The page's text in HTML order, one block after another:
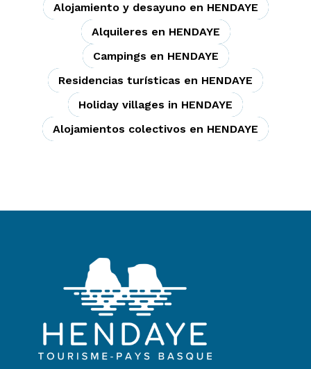
Alojamiento y desayuno en HENDAYE
Alquileres en HENDAYE
Campings en HENDAYE
Residencias turísticas en HENDAYE
Holiday villages in HENDAYE
Alojamientos colectivos en HENDAYE